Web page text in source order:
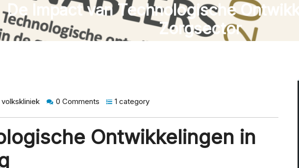
De Impact van Technologische
Zorgsector
volkskliniek 0 Comments 1 category
Ontwikkelingen in